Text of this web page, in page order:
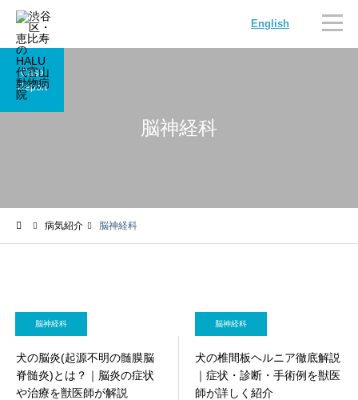
English
画像診断科 軟部外科
脳神経科
Case
Report
病気紹介 脳神経科
脳神経科
犬の脳炎(起源不明の髄膜脳
脊髄炎)とは？｜脳炎の症状
や治療を獣医師が解説
脳神経科
犬の椎間板ヘルニア徹底解説
｜症状・診断・手術例を獣医
師が詳しく紹介